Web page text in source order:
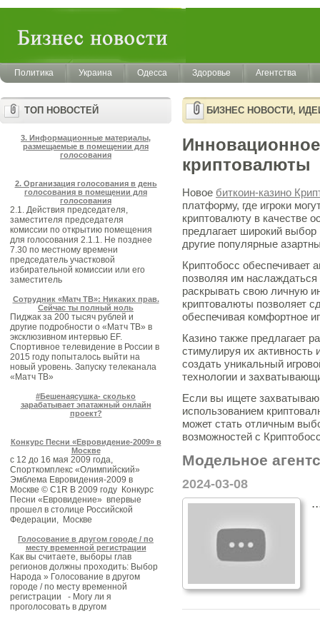
Политика Украина Одесса Здоровье Агентства
ТОП НОВОСТЕЙ
3. Информационные материалы,
размещаемые в помещении для
голосования
2. Организация голосования в день
голосования в помещении для
голосования
2.1. Действия председателя,
заместителя председателя
комиссии по открытию помещения
для голосования 2.1.1. Не позднее
7.30 по местному времени
председатель участковой
избирательной комиссии или его
заместитель
Сотрудник «Матч ТВ»: Никаких прав.
Сейчас ты полный ноль
Пиджак за 200 тысяч рублей и
другие подробности о «Матч ТВ» в
эксклюзивном интервью EF.
Спортивное телевидение в России в
2015 году попыталось выйти на
новый уровень. Запуску телеканала
«Матч ТВ»
#Бешенаясушка- сколько
зарабатывает эпатажный онлайн
проект?
Конкурс Песни «Евровидение-2009» в
Москве
с 12 до 16 мая 2009 года,
Спорткомплекс «Олимпийский»
Эмблема Евровидения-2009 в
Москве © C1R В 2009 году Конкурс
Песни «Евровидение» впервые
прошел в столице Российской
Федерации, Москве
Голосование в другом городе / по
месту временной регистрации
Как вы считаете, выборы глав
регионов должны проходить: Выбор
Народа » Голосование в другом
городе / по месту временной
регистрации - Могу ли я
проголосовать в другом
БИЗНЕС НОВОСТИ,
криптовалюты
Новое биткоин-казино
платформу, где игроки
криптовалюту в качестве
предлагает широкий
другие популярные
Криптобосс обеспечивает
позволяя им
раскрывать свою личную
криптовалюты позволяет
обеспечивая комфортное
Казино также предлагает
стимулируя их активность
создать уникальный
технологии и
Если вы ищете
использованием
может стать отличным
возможностей с
Модельное
2024-03-08